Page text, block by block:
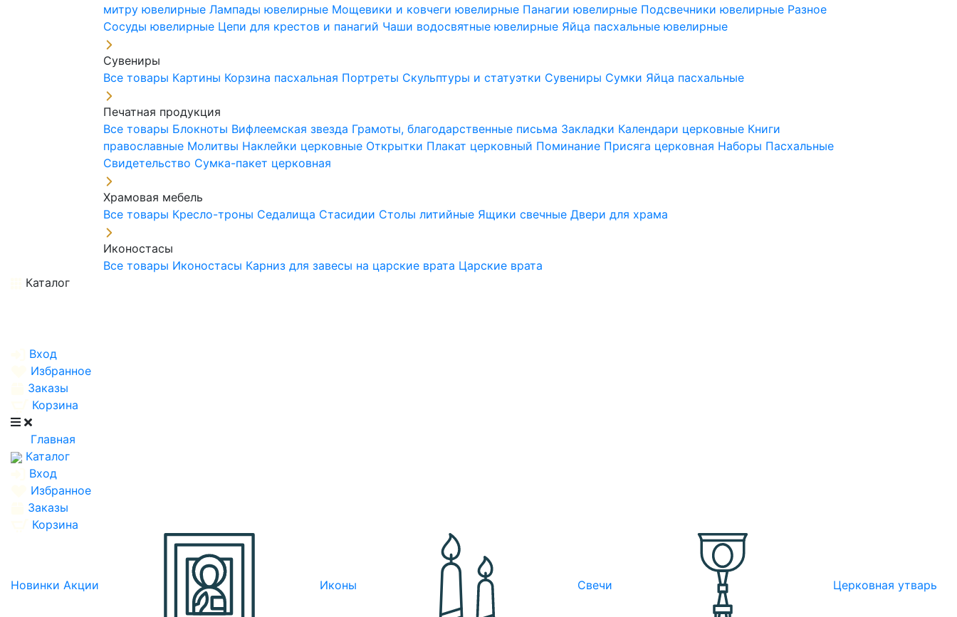
митру ювелирныеЛампады ювелирные Мощевики и ковчеги ювелирные Панагии ювелирные Подсвечники ювелирные Разное
Сосуды ювелирные Цепи для крестов и панагий Чаши водосвятные ювелирные Яйца пасхальные ювелирные
Сувениры
Все товары Картины Корзина пасхальная Портреты Скульптуры и статуэтки Сувениры Сумки Яйца пасхальные
Печатная продукция
Все товары Блокноты Вифлеемская звезда Грамоты, благодарственные письма Закладки Календари церковные Книги
православные Молитвы Наклейки церковные Открытки Плакат церковный Поминание Присяга церковная Наборы Пасхальные
Свидетельство Сумка-пакет церковная
Храмовая мебель
Все товары Кресло-троны Седалища Стасидии Столы литийные Ящики свечныеДвери для храма
Иконостасы
Все товары Иконостасы Карниз для завесы на царские врата Царские врата
Каталог
Вход
Избранное
Заказы
Корзина
Главная
Каталог
Вход
Избранное
Заказы
Корзина
Новинки Акции Иконы Свечи Церковная утварь